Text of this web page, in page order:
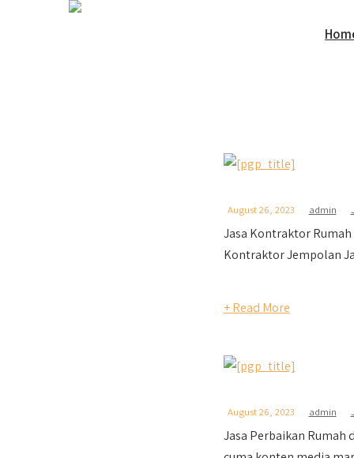
August 26, 2023 admin
Jasa Kontraktor Rumah
Kontraktor Jempolan
+ Read More
August 26, 2023 admin
Jasa Perbaikan Rumah